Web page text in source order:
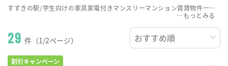
29 件（1/2ページ）
割引キャンペーン
すすきの駅/学生向けの家具家電付きマンスリーマンション賃貸物件一覧を、29件掲載中。敷金・礼金無料、家具・家電付をご紹介。こだわり条件での絞込みも簡単！
…